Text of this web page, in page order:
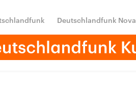
Deutschlandfunk Nova